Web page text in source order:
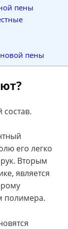
пены
пены
его легко
Вторым
является
полимера.